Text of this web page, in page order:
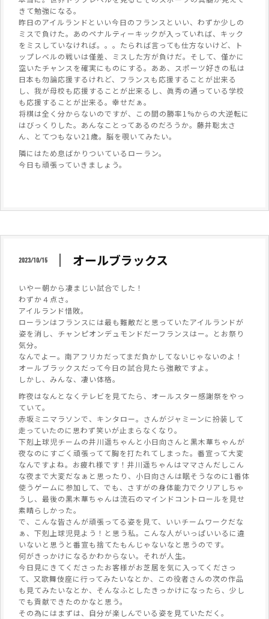
きて勉強になる。
昨日のアイルランドといい今日のフランスといい、わずか少しの
ミスで負けた。あのペナルティーキックが入っていれば、キック
をミスしていなければ。。。たられば言っても仕方ないけど、ト
ップレベルの戦いは僅差、ミスした方が負けだ。そして、僅かに
空いたチャンスを確実にものにする。ああ、スポーツ好きの私は
日本も勿論応援するけれど、フランスも応援することが出来る
し、我が母校も応援することが出来るし、眞秀の通っている学校
も応援することが出来る。幸せだぁ。
将棋は全く分からないのですが、この間の勝率1%からの大逆転に
はびっくりした。あんなことってあるのだろうか。藤井聡太さ
ん、とてつもない21歳。脳を覗いてみたい。
隣にはため息ばかりついているローラン。
今日も頑張っていきましょう。
2023/10/15 オールブラックス
いやー朝から凄まじい試合でした！
わずか４点さ。
アイルランド惜敗。
ローランはフランスには最も難敵だと思っていたアイルランドが
姿を消し、チャンピオンデュモンドだーフランスはー。とお祭り
気分。
なんでよー。南アフリカだってまだ負かしてないじゃないのよ！
オールブラックスだって今日の試合見たら強敵ですよ。
しかし、みんな、凄い体格。
昨夜はなんとなくテレビを見てたら、オールスター感謝祭をやっ
ていて。
赤坂ミニマラソンで、キンタロー。さんがジャミーンに扮装して
走っていたのに思わず笑いが止まらなくなり。
下剋上球児チームの井川遥ちゃんと小日向さんと黒木華ちゃんが
夜なのにすごく頑張ってて胸を打たれてしまった。番宣って大変
なんですよね。お疲れ様です！井川遥ちゃんはママさんだしこん
な夜まで大変だなぁと思ったり、小日向さんは眠そうなのに1番体
使うゲームに参加して、でも、さすがの身体能力でクリアしちゃ
うし、最後の黒木華ちゃんは流石のマインドコントロールを見せ
素晴らしかった。
で、こんな皆さんが頑張ってる姿を見て、いいチームワークだな
ぁ、下剋上球児見よう！と思う私。こんな人がいっぱいいるに違
いないと思うと番宣も捨てたもんじゃないなと思うのです。
何がきっかけになるかわからない。それが人生。
今日見にきてくださったお客様がお芝居を気に入ってくださっ
て、又歌舞伎座に行ってみたいなとか、この役者さんの次の作品
も見てみたいなとか、そんなふとしたきっかけになったら、少し
でも貢献できたのかなと思う。
その為にはまずは、自分が楽しんでいる姿を見ていただく。